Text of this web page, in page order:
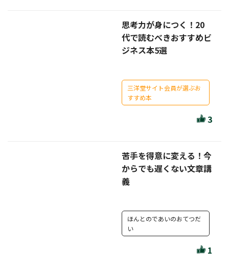
リセット
思考力が身につく！20
代で読むべきおすすめビ
ジネス本5選
三洋堂サイト会員が選ぶお
すすめ本
3
苦手を得意に変える！今
からでも遅くない文章講
義
ほんとのであいのおてつだ
い
1